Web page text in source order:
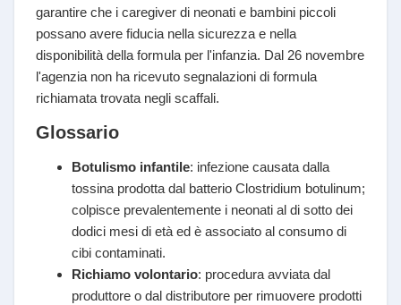
garantire che i caregiver di neonati e bambini piccoli
possano avere fiducia nella sicurezza e nella
disponibilità della formula per l'infanzia. Dal 26 novembre
l'agenzia non ha ricevuto segnalazioni di formula
richiamata trovata negli scaffali.
Glossario
Botulismo infantile: infezione causata dalla
tossina prodotta dal batterio Clostridium botulinum;
colpisce prevalentemente i neonati al di sotto dei
dodici mesi di età ed è associato al consumo di
cibi contaminati.
Richiamo volontario: procedura avviata dal
produttore o dal distributore per rimuovere prodotti